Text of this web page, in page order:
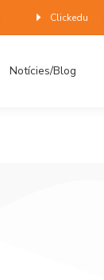
Clickedu
Notícies/Blog